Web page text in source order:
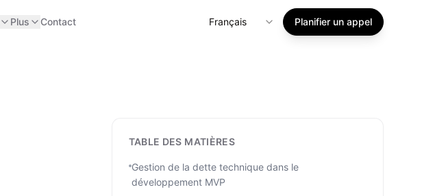
Plus Contact Français Planifier un appel
TABLE DES MATIÈRES
Gestion de la dette technique dans le
développement MVP